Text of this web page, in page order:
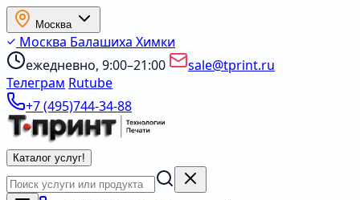
Москва
Москва Балашиха Химки
ежедневно, 9:00–21:00
sale@tprint.ru
Телеграм Rutube
+7 (495)744-34-88
Каталог услуг!